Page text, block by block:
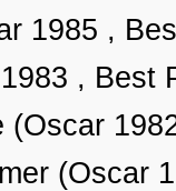
1985 ,
,
(Oscar
(Oscar